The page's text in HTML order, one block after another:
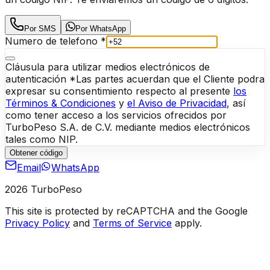
Por SMS Por WhatsApp
Numero de telefono *
Cláusula para utilizar medios electrónicos de
autenticación *Las partes acuerdan que el Cliente podra
expresar su consentimiento respecto al presente los
Términos & Condiciones y el Aviso de Privacidad, así
como tener acceso a los servicios ofrecidos por
TurboPeso S.A. de C.V. mediante medios electrónicos
tales como NIP.
Obtener código
Email
WhatsApp
2026 TurboPeso
This site is protected by reCAPTCHA and the Google
Privacy Policy and Terms of Service apply.